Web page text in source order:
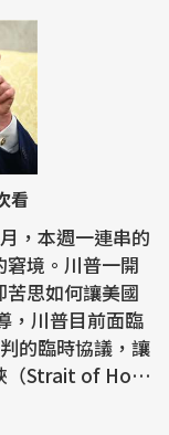
看
，本週一連串的
境。川普一開
思如何讓美國
的臨時協議，讓
（Strait of Ho